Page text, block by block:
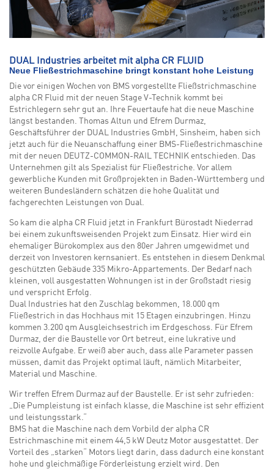
DUAL Industries arbeitet mit alpha CR FLUID
Neue Fließestrichmaschine bringt konstant hohe Leistung
Die vor einigen Wochen von BMS vorgestellte Fließstrichmaschine
alpha CR Fluid mit der neuen Stage V-Technik kommt bei
Estrichlegern sehr gut an. Ihre Feuertaufe hat die neue Maschine
längst bestanden. Thomas Altun und Efrem Durmaz,
Geschäftsführer der DUAL Industries GmbH, Sinsheim, haben sich
jetzt auch für die Neuanschaffung einer BMS-Fließestrichmaschine
mit der neuen DEUTZ-COMMON-RAIL TECHNIK entschieden. Das
Unternehmen gilt als Spezialist für Fließestriche. Vor allem
gewerbliche Kunden mit Großprojekten in Baden-Württemberg und
weiteren Bundesländern schätzen die hohe Qualität und
fachgerechten Leistungen von Dual.
So kam die alpha CR Fluid jetzt in Frankfurt Bürostadt Niederrad
bei einem zukunftsweisenden Projekt zum Einsatz. Hier wird ein
ehemaliger Bürokomplex aus den 80er Jahren umgewidmet und
derzeit von Investoren kernsaniert. Es entstehen in diesem Denkmal
geschützten Gebäude 335 Mikro-Appartements. Der Bedarf nach
kleinen, voll ausgestatten Wohnungen ist in der Großstadt riesig
und verspricht Erfolg.
Dual Industries hat den Zuschlag bekommen, 18.000 qm
Fließestrich in das Hochhaus mit 15 Etagen einzubringen. Hinzu
kommen 3.200 qm Ausgleichsestrich im Erdgeschoss. Für Efrem
Durmaz, der die Baustelle vor Ort betreut, eine lukrative und
reizvolle Aufgabe. Er weiß aber auch, dass alle Parameter passen
müssen, damit das Projekt optimal läuft, nämlich Mitarbeiter,
Material und Maschine.
Wir treffen Efrem Durmaz auf der Baustelle. Er ist sehr zufrieden:
„Die Pumpleistung ist einfach klasse, die Maschine ist sehr effizient
und leistungsstark.“
BMS hat die Maschine nach dem Vorbild der alpha CR
Estrichmaschine mit einem 44,5 kW Deutz Motor ausgestattet. Der
Vorteil des „starken“ Motors liegt darin, dass dadurch eine konstant
hohe und gleichmäßige Förderleistung erzielt wird. Den